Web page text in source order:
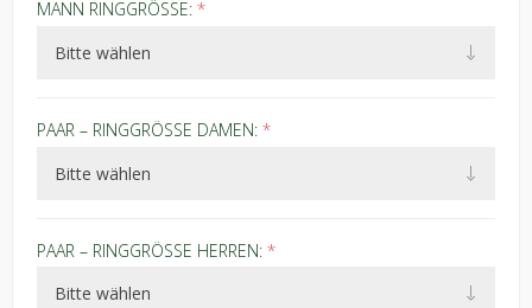
MANN RINGGRÖSSE: *
PAAR – RINGGRÖSSE DAMEN: *
PAAR – RINGGRÖSSE HERREN: *